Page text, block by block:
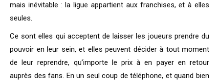
mais inévitable : la ligue appartient aux franchises, et à elles
seules.
Ce sont elles qui acceptent de laisser les joueurs prendre du
pouvoir en leur sein, et elles peuvent décider à tout moment
de leur reprendre, qu’importe le prix à en payer en retour
auprès des fans. En un seul coup de téléphone, et quand bien